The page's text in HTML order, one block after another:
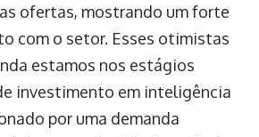
ofertas, mostrando um forte
com o setor. Esses otimistas
estamos nos estágios
investimento em inteligência
por uma demanda